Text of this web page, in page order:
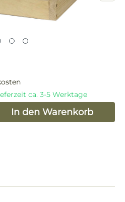
ca. 3-5 Werktage
Gib den
In den Warenkorb